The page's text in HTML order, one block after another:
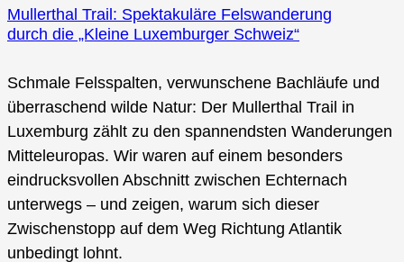
Mullerthal Trail: Spektakuläre Felswanderung
durch die „Kleine Luxemburger Schweiz“
Schmale Felsspalten, verwunschene Bachläufe und
überraschend wilde Natur: Der Mullerthal Trail in
Luxemburg zählt zu den spannendsten Wanderungen
Mitteleuropas. Wir waren auf einem besonders
eindrucksvollen Abschnitt zwischen Echternach
unterwegs – und zeigen, warum sich dieser
Zwischenstopp auf dem Weg Richtung Atlantik
unbedingt lohnt.